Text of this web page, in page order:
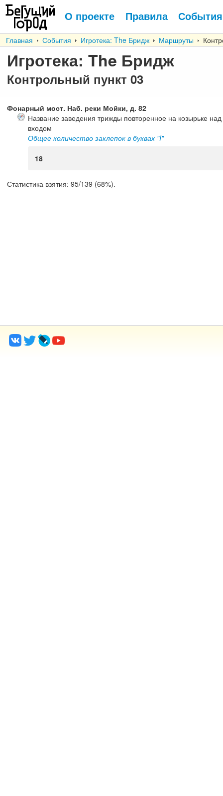
О проекте Правила События
Главная События Игротека: The Бридж Маршруты
Игротека: The Бридж
Контрольный пункт 03
Фонарный мост. Наб. реки Мойки, д. 82
Название заведения трижды повторенное на козырьке над
входом
Общее количество заклепок в буквах "I"
18
Статистика взятия: 95/139 (68%).